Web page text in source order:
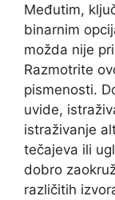
Međutim,
binarnim
možda nije
Razmotrite
pismenosti.
uvide,
istraživanje
tečajeva ili
dobro
različitih